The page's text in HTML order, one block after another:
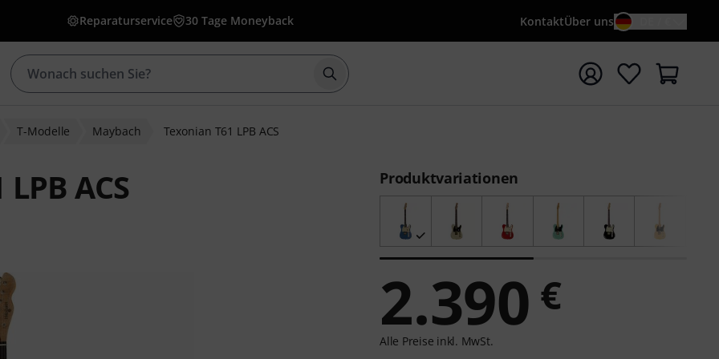
Reparaturservice 30 Tage Moneyback KontaktÜber uns
Suche mit Suchwort {searchTerm} starten
T-Modelle Maybach Texonian T61 LPB ACS
ACS Produktvariationen
2.390 €
Alle Preise inkl. MwSt.